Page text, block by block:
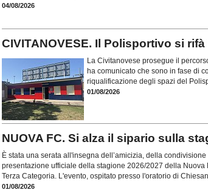
04/08/2026
CIVITANOVESE. Il Polisportivo si
La Civitanovese prosegue il
ha comunicato che sono in fase di
riqualificazione degli spazi del
01/08/2026
NUOVA FC. Si alza il sipario sulla
È stata una serata all'insegna dell’amicizia, della
presentazione ufficiale della stagione 2026/2027 della
Terza Categoria. L'evento, ospitato presso l'oratorio di
01/08/2026